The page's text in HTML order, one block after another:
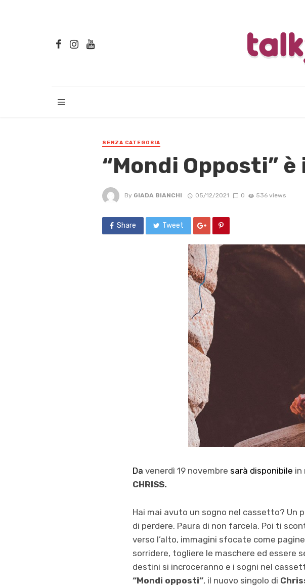
SENZA CATEGORIA
“Mondi Opposti”
By GIADA BIANCHI 05/12/2021 0 536 views
Share Tweet
Da venerdì 19 novembre sarà disponibile in
CHRISS.
Hai mai avuto un sogno nel cassetto? Un
di perdere. Paura di non farcela. Poi ti
verso l’alto, immagini sfocate come
sorridere, togliere le maschere ed essere
destini si incroceranno e i sogni nel
“Mondi opposti”, il nuovo singolo di